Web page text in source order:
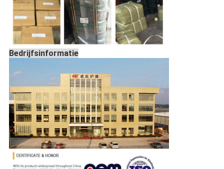
Bedrijfsinformatie